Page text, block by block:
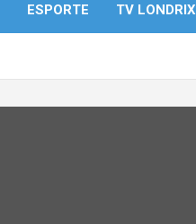
ESPORTE TV LONDRIX